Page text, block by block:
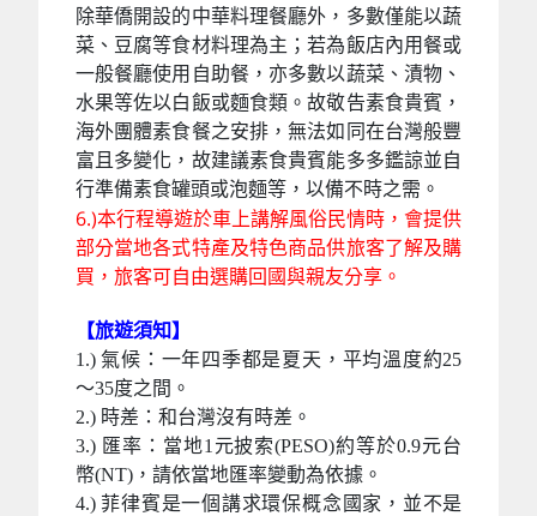
除華僑開設的中華料理餐廳外，多數僅能以蔬
菜、豆腐等食材料理為主；若為飯店內用餐或
一般餐廳使用自助餐，亦多數以蔬菜、漬物、
水果等佐以白飯或麵食類。故敬告素食貴賓，
海外團體素食餐之安排，無法如同在台灣般豐
富且多變化，故建議素食貴賓能多多鑑諒並自
行準備素食罐頭或泡麵等，以備不時之需。
6.)本行程導遊於車上講解風俗民情時，會提供
部分當地各式特產及特色商品供旅客了解及購
買，旅客可自由選購回國與親友分享。
【旅遊須知】
1.) 氣候：一年四季都是夏天，平均溫度約25
～35度之間。
2.) 時差：和台灣沒有時差。
3.) 匯率：當地1元披索(PESO)約等於0.9元台
幣(NT)，請依當地匯率變動為依據。
4.) 菲律賓是一個講求環保概念國家，並不是